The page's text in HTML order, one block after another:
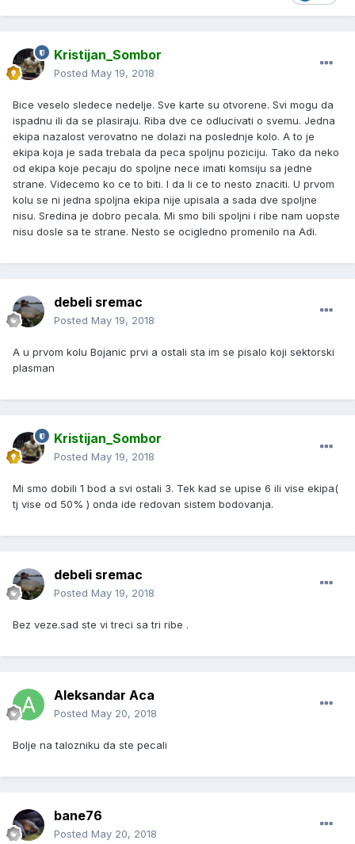
Kristijan_Sombor
Posted May 19, 2018
Bice veselo sledece nedelje. Sve karte su otvorene. Svi mogu da
ispadnu ili da se plasiraju. Riba dve ce odlucivati o svemu. Jedna
ekipa nazalost verovatno ne dolazi na poslednje kolo. A to je
ekipa koja je sada trebala da peca spoljnu poziciju. Tako da neko
od ekipa koje pecaju do spoljne nece imati komsiju sa jedne
strane. Videcemo ko ce to biti. I da li ce to nesto znaciti. U prvom
kolu se ni jedna spoljna ekipa nije upisala a sada dve spoljne
nisu. Sredina je dobro pecala. Mi smo bili spoljni i ribe nam uopste
nisu dosle sa te strane. Nesto se ocigledno promenilo na Adi.
debeli sremac
Posted May 19, 2018
A u prvom kolu Bojanic prvi a ostali sta im se pisalo koji sektorski
plasman
Kristijan_Sombor
Posted May 19, 2018
Mi smo dobili 1 bod a svi ostali 3. Tek kad se upise 6 ili vise ekipa(
tj vise od 50% ) onda ide redovan sistem bodovanja.
debeli sremac
Posted May 19, 2018
Bez veze.sad ste vi treci sa tri ribe .
Aleksandar Aca
Posted May 20, 2018
Bolje na talozniku da ste pecali
bane76
Posted May 20, 2018